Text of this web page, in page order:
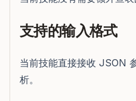
支持的输入格式
当前技能直接接收 JSON
析。